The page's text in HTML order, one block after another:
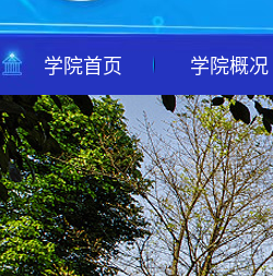
学院首页 学院概况